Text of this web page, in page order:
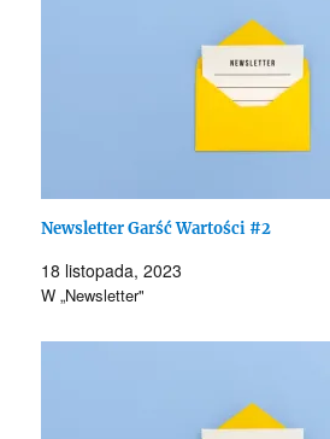
Newsletter Garść Wartości #2
18 listopada, 2023
W „Newsletter"